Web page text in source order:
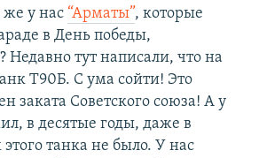
же у нас “Арматы”, которые
в День победы,
Недавно тут написали, что на
Т90Б. С ума сойти! Это
заката Советского союза! А у
в десятые годы, даже в
танка не было. У нас